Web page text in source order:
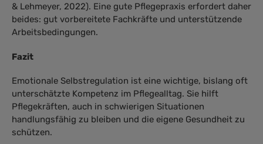
& Lehmeyer, 2022). Eine gute Pflegepraxis erfordert daher
beides: gut vorbereitete Fachkräfte und unterstützende
Arbeitsbedingungen.
Fazit
Emotionale Selbstregulation ist eine wichtige, bislang oft
unterschätzte Kompetenz im Pflegealltag. Sie hilft
Pflegekräften, auch in schwierigen Situationen
handlungsfähig zu bleiben und die eigene Gesundheit zu
schützen.